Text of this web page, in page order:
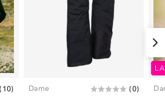
( 10) Dame (0)